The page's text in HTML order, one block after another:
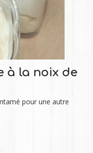
à la noix de
pour une autre